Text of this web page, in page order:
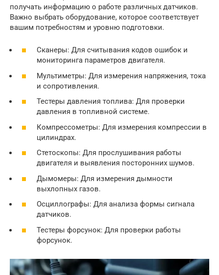
получать информацию о работе различных датчиков.
Важно выбрать оборудование, которое соответствует
вашим потребностям и уровню подготовки.
Сканеры: Для считывания кодов ошибок и
мониторинга параметров двигателя.
Мультиметры: Для измерения напряжения, тока
и сопротивления.
Тестеры давления топлива: Для проверки
давления в топливной системе.
Компрессометры: Для измерения компрессии в
цилиндрах.
Стетоскопы: Для прослушивания работы
двигателя и выявления посторонних шумов.
Дымомеры: Для измерения дымности
выхлопных газов.
Осциллографы: Для анализа формы сигнала
датчиков.
Тестеры форсунок: Для проверки работы
форсунок.